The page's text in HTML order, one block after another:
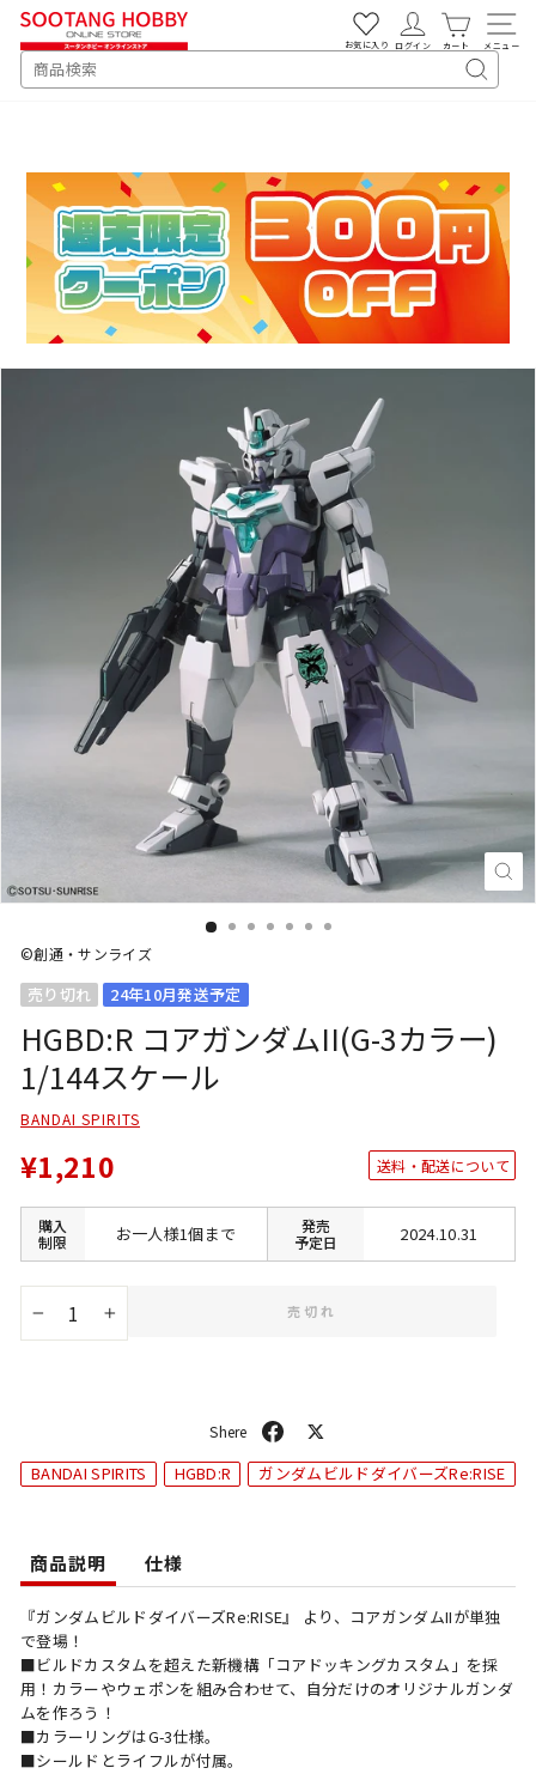
SEARCH
キ
ー
ド
検
索
お気に入り ログイン カート メニュー
閉
じ
©創通・サンライズ
売り切れ 24年10月発送予定
HGBD:R コアガンダムII(G-3カラー)
1/144スケール
BANDAI SPIRITS
¥1,210 送料・配送について
購入
制限
お一人様1個まで
発売
予定日
2024.10.31
+
売切れ
シ
ア
ト
BANDAI SPIRITS HGBD:R ガンダムビルドダイバーズRe:RISE
商品説明 仕様
『ガンダムビルドダイバーズRe:RISE』 より、コアガンダムIIが単独
で登場！
■ビルドカスタムを超えた新機構「コアドッキングカスタム」を採
用！カラーやウェポンを組み合わせて、自分だけのオリジナルガンダ
ムを作ろう！
■カラーリングはG-3仕様。
■シールドとライフルが付属。